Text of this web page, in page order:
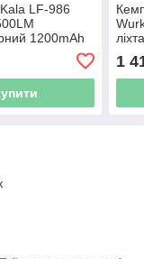
LF-986
1200mAh
світильник
1